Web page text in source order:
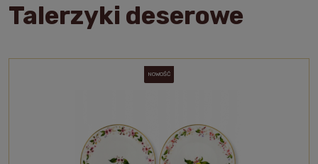
Talerzyki deserowe
NOWOŚĆ